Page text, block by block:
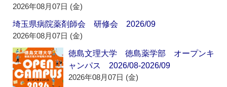
2026年08月07日 (金)
埼玉県病院薬剤師会 研修会 2026/09
2026年08月07日 (金)
徳島文理大学 徳島薬学部 オープンキ
ャンパス 2026/08-2026/09
2026年08月07日 (金)